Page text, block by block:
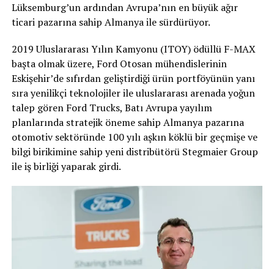
Lüksemburg’un ardından Avrupa’nın en büyük ağır
ticari pazarına sahip Almanya ile sürdürüyor.
2019 Uluslararası Yılın Kamyonu (ITOY) ödüllü F-MAX
başta olmak üzere, Ford Otosan mühendislerinin
Eskişehir’de sıfırdan geliştirdiği ürün portföyünün yanı
sıra yenilikçi teknolojiler ile uluslararası arenada yoğun
talep gören Ford Trucks, Batı Avrupa yayılım
planlarında stratejik öneme sahip Almanya pazarına
otomotiv sektöründe 100 yılı aşkın köklü bir geçmişe ve
bilgi birikimine sahip yeni distribütörü Stegmaier Group
ile iş birliği yaparak girdi.